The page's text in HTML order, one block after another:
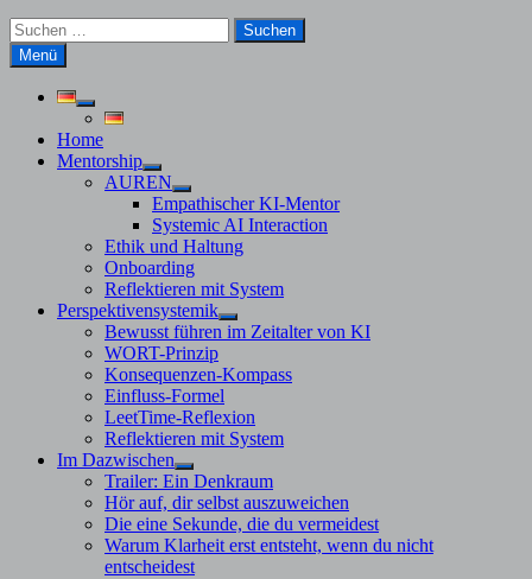
Suchen
nach:
Menü
Untermenü
anzeigen
Home
Mentorship
Untermenü
anzeigen
AUREN
Untermenü
anzeigen
Empathischer KI-Mentor
Systemic AI Interaction
Ethik und Haltung
Onboarding
Reflektieren mit System
Perspektivensystemik
Untermenü
anzeigen
Bewusst führen im Zeitalter von KI
WORT-Prinzip
Konsequenzen-Kompass
Einfluss-Formel
LeetTime-Reflexion
Reflektieren mit System
Im Dazwischen
Untermenü
anzeigen
Trailer: Ein Denkraum
Hör auf, dir selbst auszuweichen
Die eine Sekunde, die du vermeidest
Warum Klarheit erst entsteht, wenn du nicht
entscheidest